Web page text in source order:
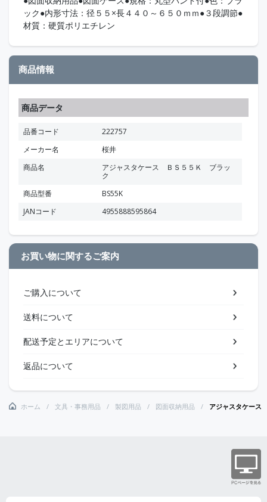
ック●内形寸法：径５５×長４４０～６５０ｍｍ●３段調節●
材質：硬質ポリエチレン
商品情報
商品データ
品番コード
222757
メーカー名
桜井
商品名
アジャスタケース ＢＳ５５Ｋ ブラッ
ク
商品型番
BS55K
JANコード
4955888595864
お買い物に関するご案内
ご購入について
送料について
配送予定とエリアについて
返品について
ホーム 文具・事務用品 製図用品 図面収納用品 アジャスタケー